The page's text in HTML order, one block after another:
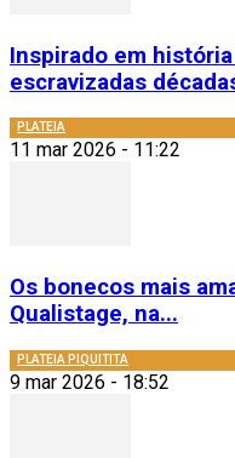
Inspirado em
escravizadas
PLATEIA
11 mar 2026 - 11:22
Os bonecos mais
Qualistage, na...
PLATEIA PIQUITITA
9 mar 2026 - 18:52